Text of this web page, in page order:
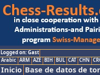
Logged on: Gast
Arabic ARM AZE BIH BUL CAT CHN
Inicio Base de datos de